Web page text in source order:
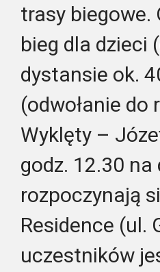
trasy biegowe.
bieg dla dzieci
dystansie ok.
(odwołanie do
Wyklęty –
godz. 12.30
rozpoczynają
Residence (ul.
uczestników